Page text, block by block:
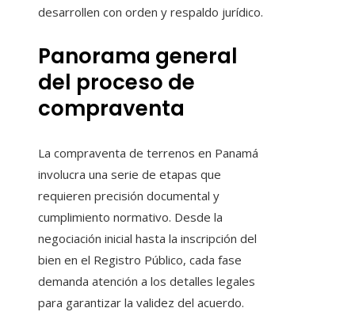
desarrollen con orden y respaldo jurídico.
Panorama general
del proceso de
compraventa
La compraventa de terrenos en Panamá
involucra una serie de etapas que
requieren precisión documental y
cumplimiento normativo. Desde la
negociación inicial hasta la inscripción del
bien en el Registro Público, cada fase
demanda atención a los detalles legales
para garantizar la validez del acuerdo.